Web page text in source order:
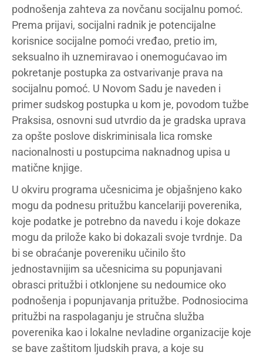
podnošenja zahteva za novčanu socijalnu pomoć.
Prema prijavi, socijalni radnik je potencijalne
korisnice socijalne pomoći vređao, pretio im,
seksualno ih uznemiravao i onemogućavao im
pokretanje postupka za ostvarivanje prava na
socijalnu pomoć. U Novom Sadu je naveden i
primer sudskog postupka u kom je, povodom tužbe
Praksisa, osnovni sud utvrdio da je gradska uprava
za opšte poslove diskriminisala lica romske
nacionalnosti u postupcima naknadnog upisa u
matične knjige.
U okviru programa učesnicima je objašnjeno kako
mogu da podnesu pritužbu kancelariji poverenika,
koje podatke je potrebno da navedu i koje dokaze
mogu da prilože kako bi dokazali svoje tvrdnje. Da
bi se obraćanje povereniku učinilo što
jednostavnijim sa učesnicima su popunjavani
obrasci pritužbi i otklonjene su nedoumice oko
podnošenja i popunjavanja pritužbe. Podnosiocima
pritužbi na raspolaganju je stručna služba
poverenika kao i lokalne nevladine organizacije koje
se bave zaštitom ljudskih prava, a koje su